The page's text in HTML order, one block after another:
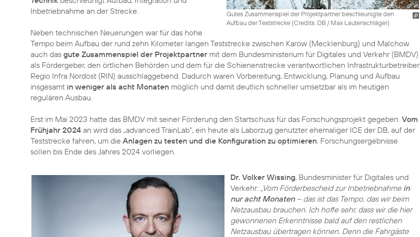
Gutes Zusammenspiel der Projektpartner beschleunigte den
Aufbau der Teststrecke (Credits: DB / Max Lautenschläger)
Inbetriebnahme an der Strecke.
Neben technischen Neuerungen war für das hohe
Tempo beim Aufbau der rund zehn Kilometer langen Teststrecke zwischen Karow (Mecklenburg) und Malchow
auch das gute Zusammenspiel der Projektpartner mit dem Bundesministerium für Digitales und Verkehr (BMDV)
als Fördergeber, den örtlichen Behörden und dem für die Schienenstrecke verantwortlichen Infrastrukturbetreiber
Regio Infra Nordost (RIN) ausschlaggebend. Dadurch waren Vorbereitung, Entwicklung, Planung und Aufbau
insgesamt in weniger als acht Monaten möglich und damit deutlich schneller umsetzbar als im heutigen
regulären Ausbau.
Erst im Mai 2023 hatte das BMDV mit seiner Förderung den Startschuss für das Forschungsprojekt gegeben. Vom
Frühjahr 2024 an wird das „advanced TrainLab“, ein heute als Laborzug genutzter ehemaliger ICE der DB, auf der
Teststrecke fahren, um die Anlagen zu testen und die Konfiguration zu optimieren. Forschungsergebnisse
sollen bis Ende des Jahres 2024 vorliegen.
Dr. Volker Wissing, Bundesminister für Digitales und
Verkehr: „Vom Förderbescheid zur Inbetriebnahme in
nur acht Monaten– das ist das Tempo, das wir beim
Netzausbau brauchen. Ich hoffe sehr, dass wir die hier
gewonnenen Erkenntnisse bald auf den restlichen
Netzausbau übertragen können. Denn die Fahrgäste